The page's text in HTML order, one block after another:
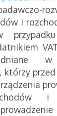
i
którzy
i